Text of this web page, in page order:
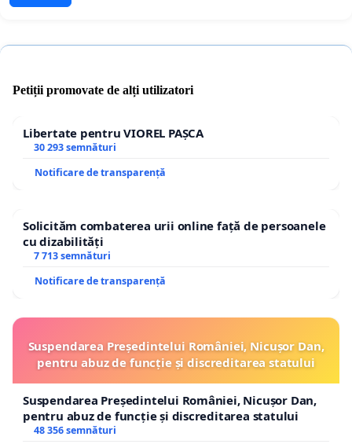
Petiții promovate de alți utilizatori
Libertate pentru VIOREL PAȘCA
30 293 semnături
Notificare de transparență
Solicităm combaterea urii online față de persoanele
cu dizabilități
7 713 semnături
Notificare de transparență
Suspendarea Președintelui României, Nicușor Dan,
pentru abuz de funcție și discreditarea statului
Suspendarea Președintelui României, Nicușor Dan,
pentru abuz de funcție și discreditarea statului
48 356 semnături